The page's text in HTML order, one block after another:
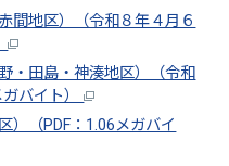
間地区）（令和８年４月６
・田島・神湊地区）（令和
ガバイト）
）（PDF：1.06メガバイ